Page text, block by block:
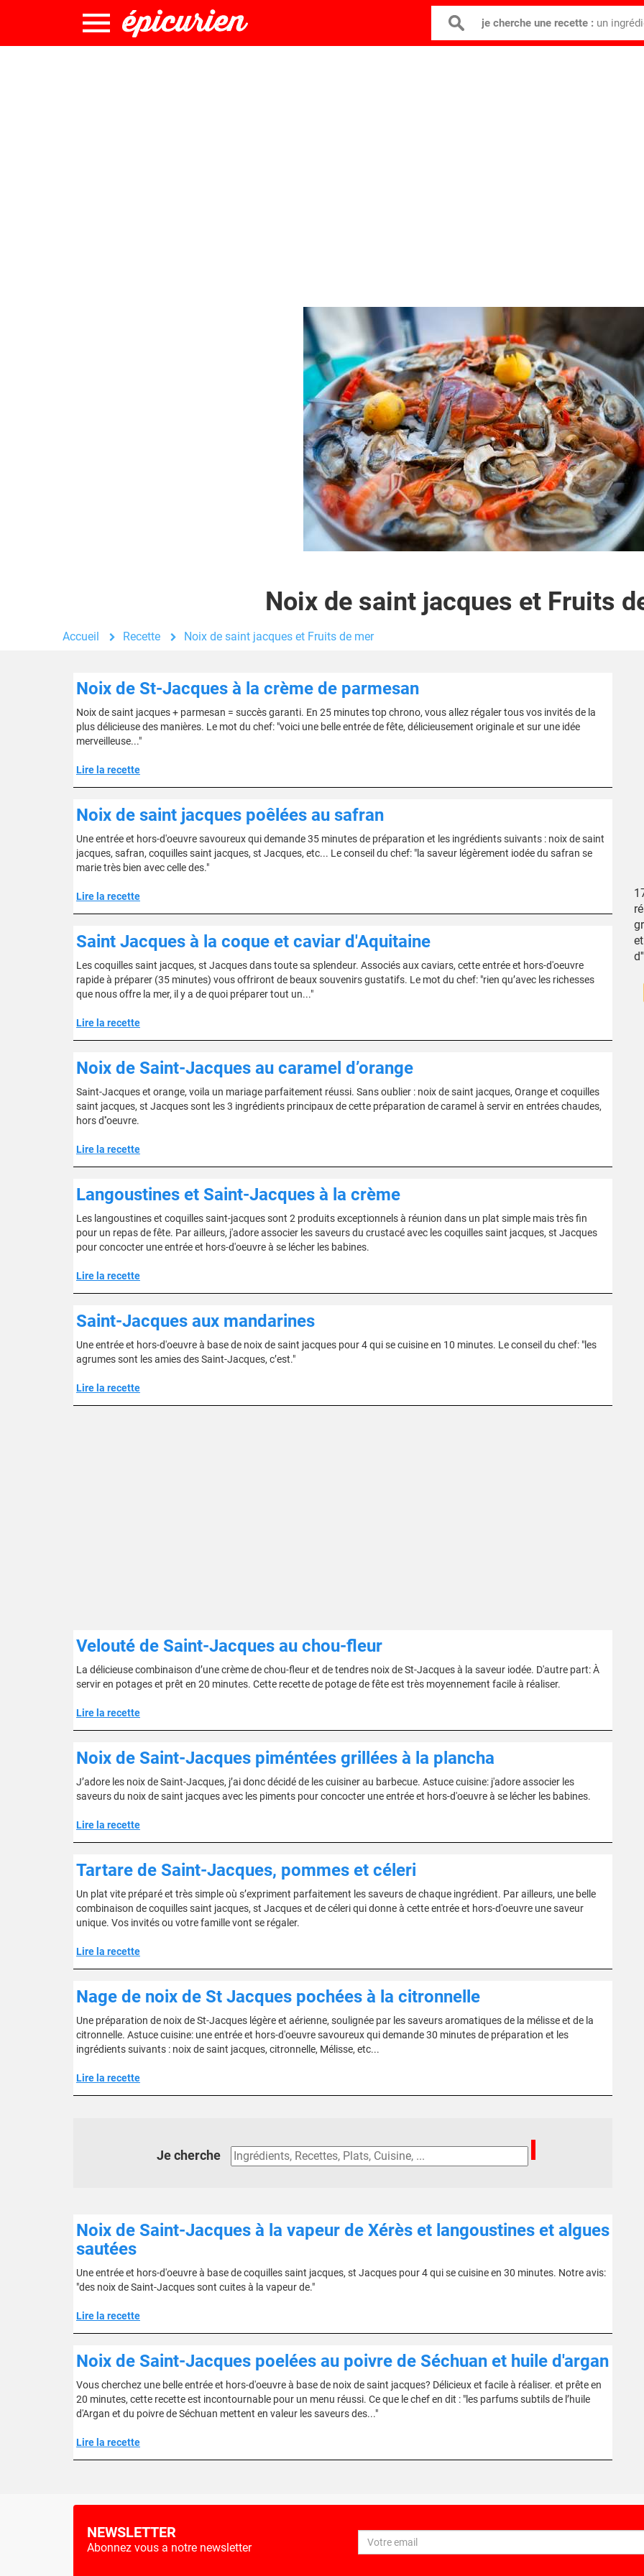
je cherche une recette : un
Noix de saint jacques et Fruits
Accueil Recette Noix de saint jacques et Fruits de mer
Noix de St-Jacques à la crème de parmesan
Noix de saint jacques + parmesan = succès garanti. En 25 minutes top chrono, vous allez régaler tous vos invités de la
plus délicieuse des manières. Le mot du chef: "voici une belle entrée de fête, délicieusement originale et sur une idée
merveilleuse..."
Lire la recette
Noix de saint jacques poêlées au safran
Une entrée et hors-d'oeuvre savoureux qui demande 35 minutes de préparation et les ingrédients suivants : noix de saint
jacques, safran, coquilles saint jacques, st Jacques, etc... Le conseil du chef: "la saveur légèrement iodée du safran se
marie très bien avec celle des."
Lire la recette
Saint Jacques à la coque et caviar d'Aquitaine
Les coquilles saint jacques, st Jacques dans toute sa splendeur. Associés aux caviars, cette entrée et hors-d'oeuvre
rapide à préparer (35 minutes) vous offriront de beaux souvenirs gustatifs. Le mot du chef: "rien qu’avec les richesses
que nous offre la mer, il y a de quoi préparer tout un..."
Lire la recette
Noix de Saint-Jacques au caramel d’orange
Saint-Jacques et orange, voila un mariage parfaitement réussi. Sans oublier : noix de saint jacques, Orange et coquilles
saint jacques, st Jacques sont les 3 ingrédients principaux de cette préparation de caramel à servir en entrées chaudes,
hors d''oeuvre.
Lire la recette
Langoustines et Saint-Jacques à la crème
Les langoustines et coquilles saint-jacques sont 2 produits exceptionnels à réunion dans un plat simple mais très fin
pour un repas de fête. Par ailleurs, j'adore associer les saveurs du crustacé avec les coquilles saint jacques, st Jacques
pour concocter une entrée et hors-d'oeuvre à se lécher les babines.
Lire la recette
Saint-Jacques aux mandarines
Une entrée et hors-d'oeuvre à base de noix de saint jacques pour 4 qui se cuisine en 10 minutes. Le conseil du chef: "les
agrumes sont les amies des Saint-Jacques, c’est."
Lire la recette
Velouté de Saint-Jacques au chou-fleur
La délicieuse combinaison d’une crème de chou-fleur et de tendres noix de St-Jacques à la saveur iodée. D'autre part: À
servir en potages et prêt en 20 minutes. Cette recette de potage de fête est très moyennement facile à réaliser.
Lire la recette
Noix de Saint-Jacques piméntées grillées à la plancha
J’adore les noix de Saint-Jacques, j’ai donc décidé de les cuisiner au barbecue. Astuce cuisine: j'adore associer les
saveurs du noix de saint jacques avec les piments pour concocter une entrée et hors-d'oeuvre à se lécher les babines.
Lire la recette
Tartare de Saint-Jacques, pommes et céleri
Un plat vite préparé et très simple où s’expriment parfaitement les saveurs de chaque ingrédient. Par ailleurs, une belle
combinaison de coquilles saint jacques, st Jacques et de céleri qui donne à cette entrée et hors-d'oeuvre une saveur
unique. Vos invités ou votre famille vont se régaler.
Lire la recette
Nage de noix de St Jacques pochées à la citronnelle
Une préparation de noix de St-Jacques légère et aérienne, soulignée par les saveurs aromatiques de la mélisse et de la
citronnelle. Astuce cuisine: une entrée et hors-d'oeuvre savoureux qui demande 30 minutes de préparation et les
ingrédients suivants : noix de saint jacques, citronnelle, Mélisse, etc...
Lire la recette
Je cherche
Noix de Saint-Jacques à la vapeur de Xérès et langoustines et algues
sautées
Une entrée et hors-d'oeuvre à base de coquilles saint jacques, st Jacques pour 4 qui se cuisine en 30 minutes. Notre avis:
"des noix de Saint-Jacques sont cuites à la vapeur de."
Lire la recette
Noix de Saint-Jacques poelées au poivre de Séchuan et huile d'argan
Vous cherchez une belle entrée et hors-d'oeuvre à base de noix de saint jacques? Délicieux et facile à réaliser. et prête en
20 minutes, cette recette est incontournable pour un menu réussi. Ce que le chef en dit : "les parfums subtils de l’huile
d'Argan et du poivre de Séchuan mettent en valeur les saveurs des..."
Lire la recette
NEWSLETTER
Abonnez vous a notre newsletter